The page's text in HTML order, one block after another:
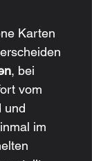
Karten
, bei
vom
und
im